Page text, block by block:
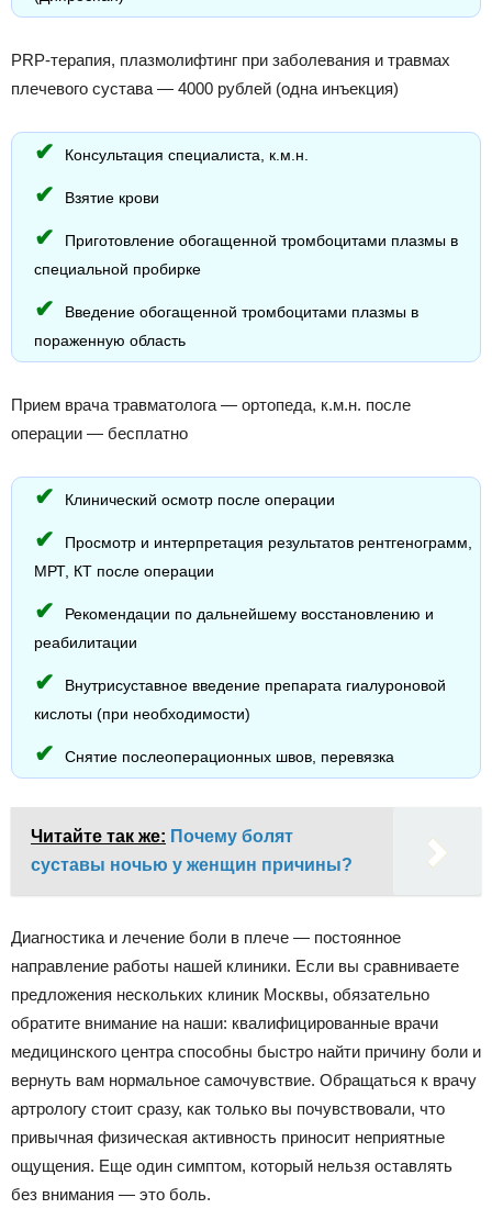
PRP-терапия, плазмолифтинг при заболевания и травмах
плечевого сустава — 4000 рублей (одна инъекция)
Консультация специалиста, к.м.н.
Взятие крови
Приготовление обогащенной тромбоцитами плазмы в
специальной пробирке
Введение обогащенной тромбоцитами плазмы в
пораженную область
Прием врача травматолога — ортопеда, к.м.н. после
операции — бесплатно
Клинический осмотр после операции
Просмотр и интерпретация результатов рентгенограмм,
МРТ, КТ после операции
Рекомендации по дальнейшему восстановлению и
реабилитации
Внутрисуставное введение препарата гиалуроновой
кислоты (при необходимости)
Снятие послеоперационных швов, перевязка
Читайте так же: Почему болят
суставы ночью у женщин причины?
Диагностика и лечение боли в плече — постоянное
направление работы нашей клиники. Если вы сравниваете
предложения нескольких клиник Москвы, обязательно
обратите внимание на наши: квалифицированные врачи
медицинского центра способны быстро найти причину боли и
вернуть вам нормальное самочувствие. Обращаться к врачу
артрологу стоит сразу, как только вы почувствовали, что
привычная физическая активность приносит неприятные
ощущения. Еще один симптом, который нельзя оставлять
без внимания — это боль.